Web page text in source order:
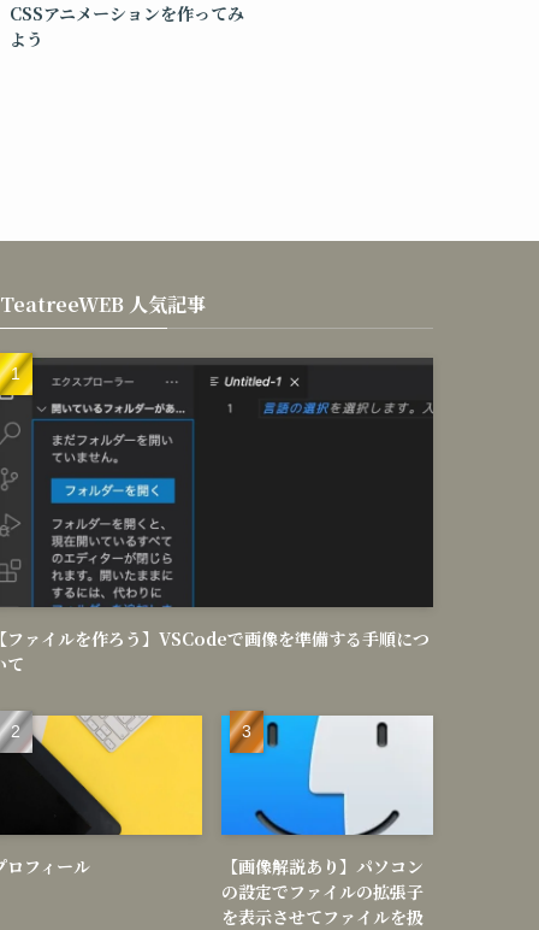
CSSアニメーションを作ってみ
よう
TeatreeWEB 人気記事
【ファイルを作ろう】VSCodeで画像を準備する手順につ
て
ロフィール
【画像解説あり】パソコン
の設定でファイルの拡張子
を表示させてファイルを扱